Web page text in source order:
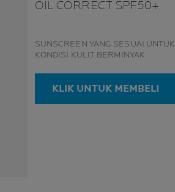
OIL CORRECT SPF50+
SUNSCREEN YANG SESUAI UNTUK
KONDISI KULIT BERMINYAK
KLIK UNTUK MEMBELI